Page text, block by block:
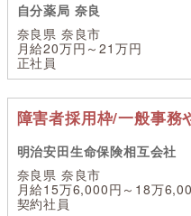
自分薬局 奈良
奈良県 奈良市
月給20万円～21万円
正社員
障害者採用枠/一般事務
明治安田生命保険相互会社
奈良県 奈良市
月給15万6,000円～18万
契約社員